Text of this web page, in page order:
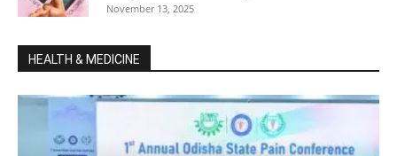
November 13, 2025
HEALTH & MEDICINE